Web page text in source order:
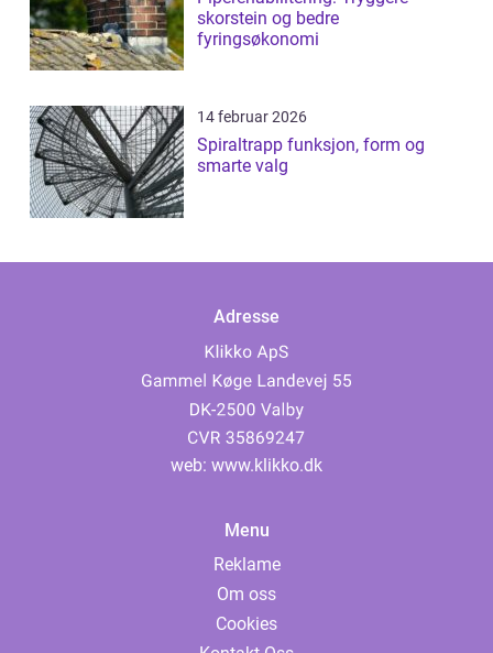
skorstein og bedre
fyringsøkonomi
14 februar 2026
Spiraltrapp funksjon, form og
smarte valg
Adresse
web: www.klikko.dk
Menu
Reklame
Om oss
Cookies